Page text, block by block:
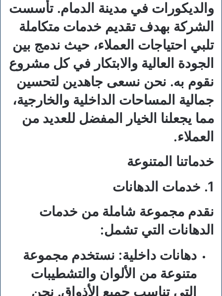
والديكورات في مدينة الدمام. تأسست
الشركة بهدف تقديم خدمات متكاملة
تلبي احتياجات العملاء، حيث ندمج بين
الجودة العالية والابتكار في كل مشروع
نقوم به. نحن نسعى جاهدين لتحسين
جمالية المساحات الداخلية والخارجية،
مما يجعلنا الخيار المفضل للعديد من
العملاء.
خدماتنا المتنوعة
1. خدمات الدهانات
نقدم مجموعة شاملة من خدمات
الدهانات التي تشمل:
دهانات داخلية: نستخدم مجموعة
متنوعة من الألوان والتشطيبات
التي تناسب جميع الأذواق. نحن